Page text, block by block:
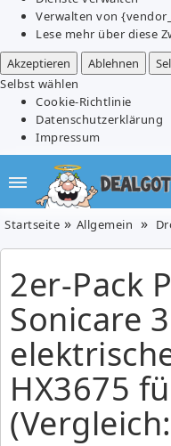
Verwalten von
Lese mehr über diese
Akzeptieren
Ablehnen
Selbst wählen
Cookie-Richtlinie
Datenschutzerklärung
Impressum
Startseite Allgemein
2er-Pack
Sonicare
HX3675